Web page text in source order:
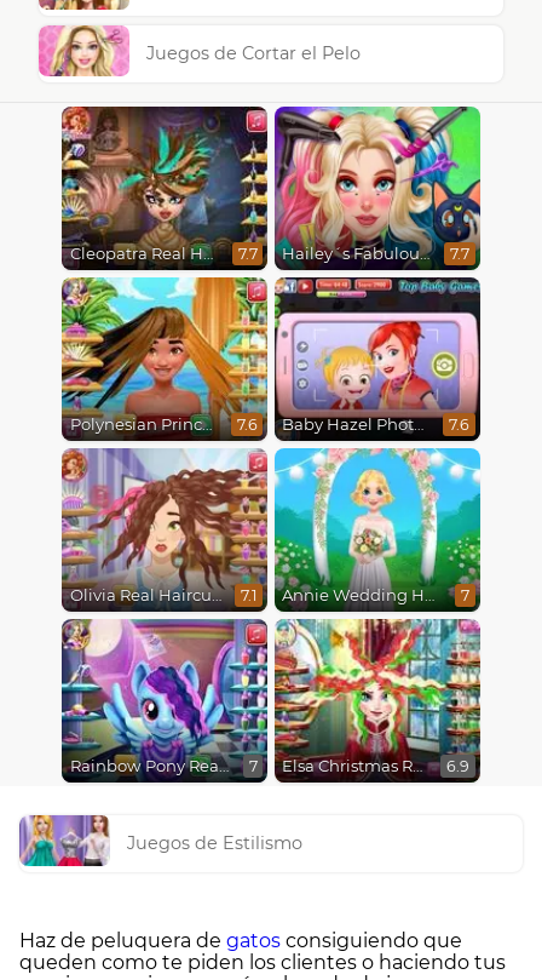
Juegos de Cortar el Pelo
Cleopatra Real Haircuts 7.7 Hailey´s Fabulous Hairstyle Challenge 7.7
Polynesian Princess Real Haircuts 7.6 Baby Hazel Photoshoot 7.6
Olivia Real Haircuts 7.1 Annie Wedding Hairstyle 7
Rainbow Pony Real Haircuts 7 Elsa Christmas Real Haircuts 6.9
Juegos de Estilismo
Haz de peluquera de gatos consiguiendo que
queden como te piden los clientes o haciendo tus